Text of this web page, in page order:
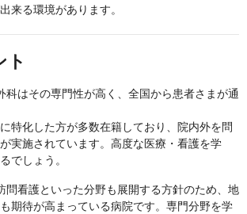
来る環境があります。
ト
科はその専門性が高く、全国から患者さまが通
特化した方が多数在籍しており、院内外を問
実施されています。高度な医療・看護を学
でしょう。
問看護といった分野も展開する方針のため、地
期待が高まっている病院です。専門分野を学